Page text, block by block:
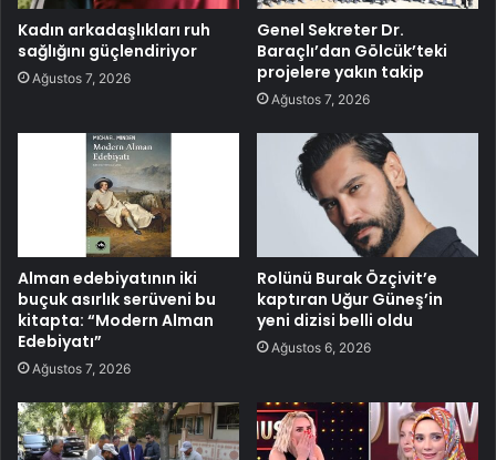
Kadın arkadaşlıkları ruh
sağlığını güçlendiriyor
Ağustos 7, 2026
Genel Sekreter Dr.
Baraçlı’dan Gölcük’teki
projelere yakın takip
Ağustos 7, 2026
Alman edebiyatının iki
buçuk asırlık serüveni bu
kitapta: “Modern Alman
Edebiyatı”
Ağustos 7, 2026
Rolünü Burak Özçivit’e
kaptıran Uğur Güneş’in
yeni dizisi belli oldu
Ağustos 6, 2026